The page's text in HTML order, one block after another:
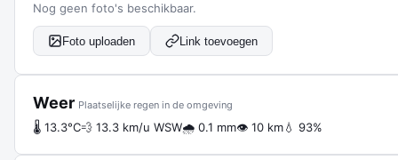
Nog geen foto's beschikbaar.
Foto uploaden Link toevoegen
Weer Plaatselijke regen in de omgeving
🌡 13.3°C💨 13.3 km/u WSW🌧 0.1 mm👁 10 km💧 93%